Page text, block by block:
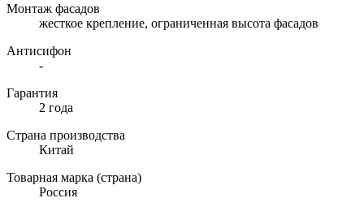
Монтаж фасадов
жесткое крепление, ограниченная высота фасадов
Антисифон
-
Гарантия
2 года
Страна производства
Китай
Товарная марка (страна)
Россия